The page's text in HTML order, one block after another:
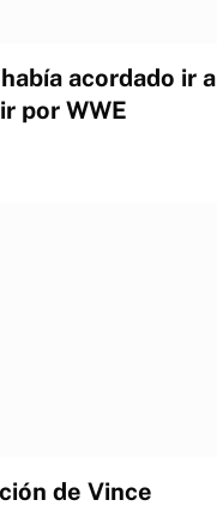
acordado ir a
por WWE
de Vince